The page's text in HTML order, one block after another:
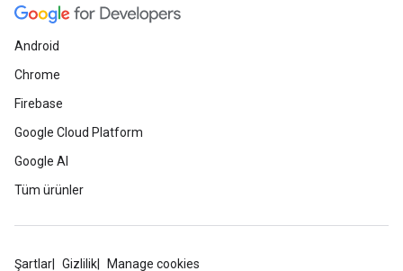
Android
Chrome
Firebase
Google Cloud Platform
Google AI
Tüm ürünler
Şartlar Gizlilik Manage cookies